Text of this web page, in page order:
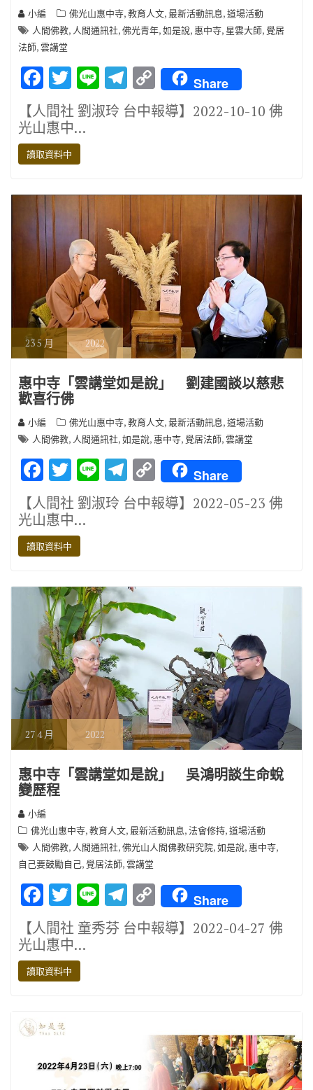
小編 佛光山惠中寺,教育人文,最新活動訊息,道場活動
人間佛教, 人間通訊社,佛光青年,如是說, 惠中寺, 星雲大師, 覺居
法師,雲講堂
F
ac
e
b
o
o
k
T
w
it
te
r
Li
n
e
T
el
e
m
C
o
p
n
k
Share
【人間社 劉淑玲 台中報導】2022-10-10 佛
光山惠中…
讀取資料中
235 月 2022
惠中寺「雲講堂如是說」 劉建國談以慈悲
歡喜行佛
小編 佛光山惠中寺,教育人文,最新活動訊息,道場活動
人間佛教, 人間通訊社,如是說, 惠中寺, 覺居法師,雲講堂
F
ac
e
b
o
o
k
T
w
it
te
r
Li
n
e
T
el
e
m
C
o
p
n
k
Share
【人間社 劉淑玲 台中報導】2022-05-23 佛
光山惠中…
讀取資料中
274 月 2022
惠中寺「雲講堂如是說」 吳鴻明談生命蛻
變歷程
小編
佛光山惠中寺,教育人文,最新活動訊息,法會修持,道場活動
人間佛教, 人間通訊社,佛光山人間佛教研究院,如是說, 惠中寺,
自己要鼓勵自己, 覺居法師,雲講堂
F
ac
e
b
o
k
T
w
it
te
r
Li
n
e
T
el
e
C
o
p
k
Share
【人間社 童秀芬 台中報導】2022-04-27 佛
光山惠中…
讀取資料中